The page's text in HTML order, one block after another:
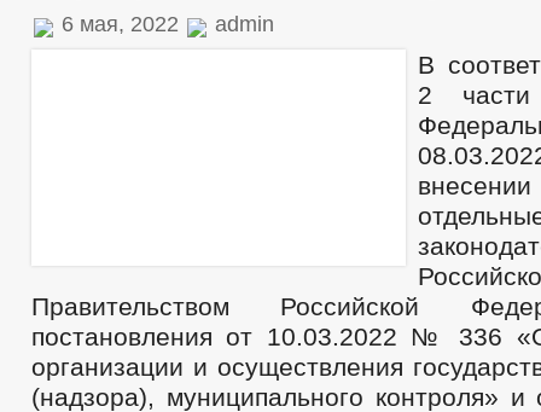
6 мая, 2022 admin
В
2
Правительством Российской
постановления от 10.03.2022 № 336
организации и осуществления
(надзора), муниципального контроля»